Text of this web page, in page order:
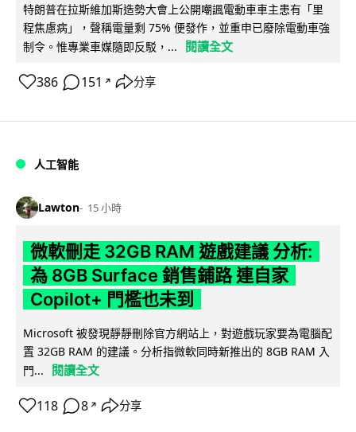
特朗普在拉斯維加斯造勢大會上公開嘲諷電動車車主患有「里
程焦慮病」，聲稱電量剩 75% 便發作，並重申已廢除電動車強
制令。惟專業車媒隨即反駁，...
閱讀全文
386 151 ↗ 分享
人工智能
Lawton 15 小時
微軟刪走 32GB RAM 遊戲建議 分析:
為 8GB Surface 銷售鋪路 連自家
Copilot+ 門檻也未到
Microsoft 被發現靜靜刪除官方網站上，對遊戲玩家要為電腦配
置 32GB RAM 的建議。分析指微軟同時新推出的 8GB RAM 入
門...
閱讀全文
118 8 ↗ 分享